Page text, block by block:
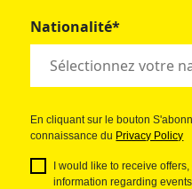
Nationalité*
En cliquant sur le bouton
connaissance du Privacy Policy
I would like to receive
information regarding